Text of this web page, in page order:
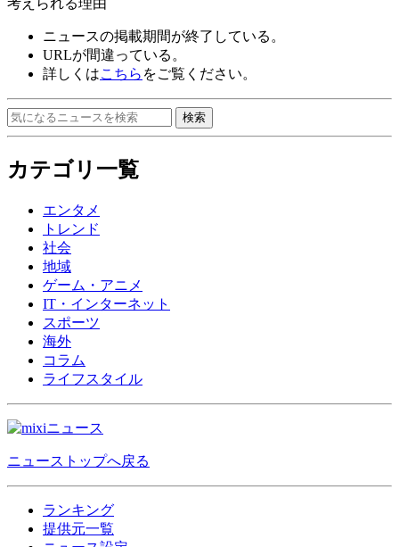
ニュースの掲載期間が終了している。
URLが間違っている。
詳しくはこちら をご覧ください。
カテゴリ一覧
エンタメ
トレンド
社会
地域
ゲーム・アニメ
IT・インターネット
スポーツ
海外
コラム
ライフスタイル
ニューストップへ戻る
ランキング
提供元一覧